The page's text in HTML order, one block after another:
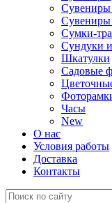
Сувениры
Сумки-
Сундуки
Шкатулки
Садовые
Часы
New
О нас
Условия работы
Доставка
Контакты